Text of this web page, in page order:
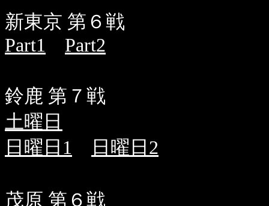
新東京 第６戦
Part1
Part2
鈴鹿 第７戦
土曜日
日曜日1
日曜日2
茂原 第６戦